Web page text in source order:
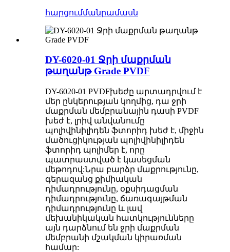
հարցումմանրամասն
DY-6020-01 Ջրի մաքրման
թաղանթ Grade PVDF
DY-6020-01 PVDFխեժը արտադրվում է
մեր ընկերության կողմից, դա ջրի
մաքրման մեմբրանային դասի PVDF
խեժ է, լրիվ անվանումը
պոլիվինիլիդեն ֆտորիդ խեժ է, միջին
մածուցիկության պոլիվինիլիդեն
ֆտորիդ պոլիմեր է, որը
պատրաստված է կասեցման
մեթոդով:Նրա բարձր մաքրությունը,
գերազանց քիմիական
դիմադրությունը, օքսիդացման
դիմադրությունը, ճառագայթման
դիմադրությունը և լավ
մեխանիկական հատկությունները
այն դարձնում են ջրի մաքրման
մեմբրանի մշակման կիրառման
համար: